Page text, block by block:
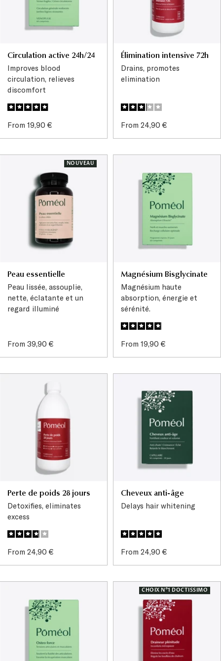
Circulation active 24h/24
Improves blood
circulation, relieves
discomfort
Sale
From 19,90 €
Élimination intensive 72h
Drains, promotes
elimination
Sale
From 24,90 €
NOUVEAU
Peau essentielle
Peau lissée, assouplie,
nette, éclatante et un
regard illuminé
Sale
From 39,90 €
Magnésium Bisglycinate
Magnésium haute
absorption, énergie et
sérénité.
Sale
From 19,90 €
Perte de poids 28 jours
Detoxifies, eliminates
excess
Sale
From 24,90 €
Cheveux anti-âge
Delays hair whitening
Sale
From 24,90 €
CHOIX N°1 DOCTISSIMO